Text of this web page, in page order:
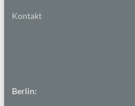
Kontakt
Berlin: